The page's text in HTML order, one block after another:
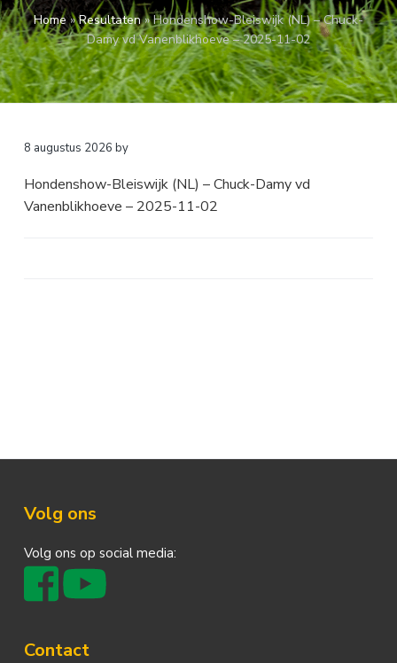
a
v
i
g
a
o
u
d
k
s
t
Home»Resultaten»Hondenshow-Bleiswijk (NL) – Chuck-
Damy vd Vanenblikhoeve – 2025-11-02
8 augustus 2026 by
Hondenshow-Bleiswijk (NL) – Chuck-Damy vd
Vanenblikhoeve – 2025-11-02
Footer
Volg ons
Volg ons op social media:
Contact